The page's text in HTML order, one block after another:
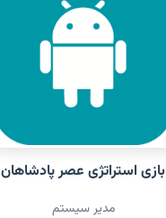
بازی استراتژی عصر پادشاهان
مدیر سیستم